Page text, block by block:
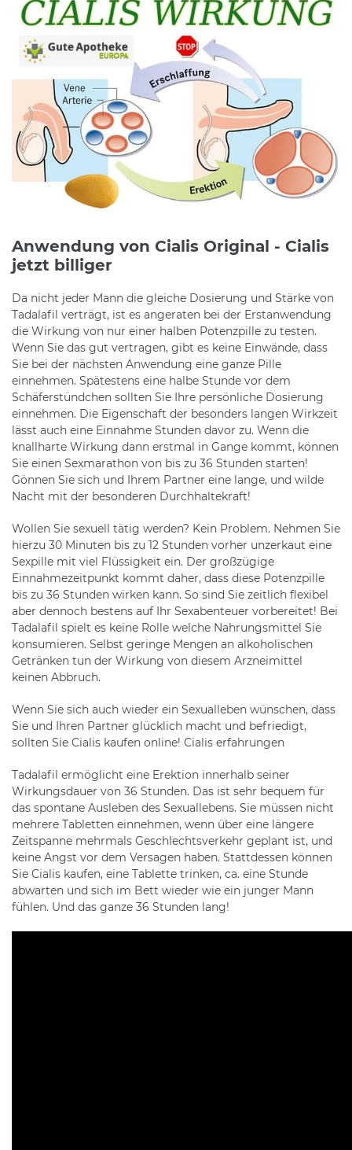
Anwendung von Cialis Original - Cialis
jetzt billiger
Da nicht jeder Mann die gleiche Dosierung und Stärke von
Tadalafil verträgt, ist es angeraten bei der Erstanwendung
die Wirkung von nur einer halben Potenzpille zu testen.
Wenn Sie das gut vertragen, gibt es keine Einwände, dass
Sie bei der nächsten Anwendung eine ganze Pille
einnehmen. Spätestens eine halbe Stunde vor dem
Schäferstündchen sollten Sie Ihre persönliche Dosierung
einnehmen. Die Eigenschaft der besonders langen Wirkzeit
lässt auch eine Einnahme Stunden davor zu. Wenn die
knallharte Wirkung dann erstmal in Gange kommt, können
Sie einen Sexmarathon von bis zu 36 Stunden starten!
Gönnen Sie sich und Ihrem Partner eine lange, und wilde
Nacht mit der besonderen Durchhaltekraft!
Wollen Sie sexuell tätig werden? Kein Problem. Nehmen Sie
hierzu 30 Minuten bis zu 12 Stunden vorher unzerkaut eine
Sexpille mit viel Flüssigkeit ein. Der großzügige
Einnahmezeitpunkt kommt daher, dass diese Potenzpille
bis zu 36 Stunden wirken kann. So sind Sie zeitlich flexibel
aber dennoch bestens auf Ihr Sexabenteuer vorbereitet! Bei
Tadalafil spielt es keine Rolle welche Nahrungsmittel Sie
konsumieren. Selbst geringe Mengen an alkoholischen
Getränken tun der Wirkung von diesem Arzneimittel
keinen Abbruch.
Wenn Sie sich auch wieder ein Sexualleben wünschen, dass
Sie und Ihren Partner glücklich macht und befriedigt,
sollten Sie Cialis kaufen online! Cialis erfahrungen
Tadalafil ermöglicht eine Erektion innerhalb seiner
Wirkungsdauer von 36 Stunden. Das ist sehr bequem für
das spontane Ausleben des Sexuallebens. Sie müssen nicht
mehrere Tabletten einnehmen, wenn über eine längere
Zeitspanne mehrmals Geschlechtsverkehr geplant ist, und
keine Angst vor dem Versagen haben. Stattdessen können
Sie Cialis kaufen, eine Tablette trinken, ca. eine Stunde
abwarten und sich im Bett wieder wie ein junger Mann
fühlen. Und das ganze 36 Stunden lang!